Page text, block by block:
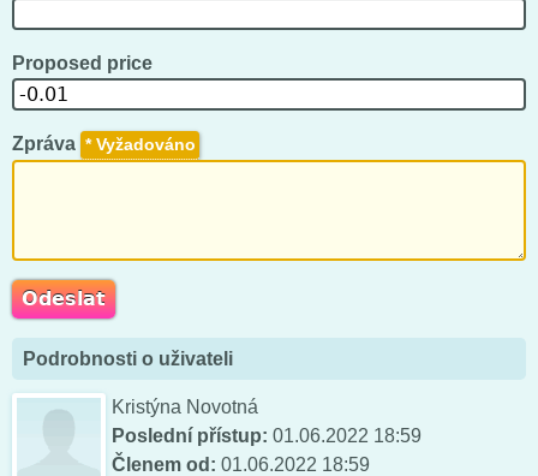
Proposed price
Zpráva *
Podrobnosti o uživateli
Kristýna Novotná
Poslední přístup: 01.06.2022 18:59
Členem od: 01.06.2022 18:59